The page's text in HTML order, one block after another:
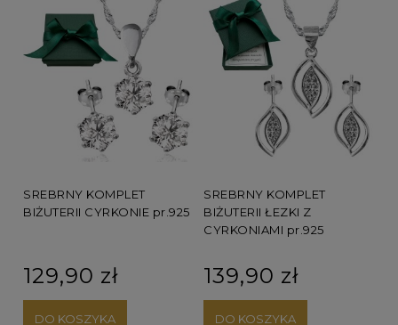
SREBRNY KOMPLET
BIŻUTERII CYRKONIE pr.925
129,90 zł
DO KOSZYKA
SREBRNY KOMPLET
BIŻUTERII ŁEZKI Z
CYRKONIAMI pr.925
139,90 zł
DO KOSZYKA